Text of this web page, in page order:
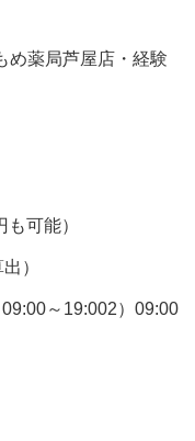
薬局芦屋店・経験
可能）
）
～19:002）09:00